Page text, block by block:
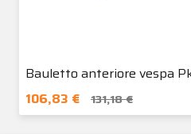
Bauletto anteriore vespa
106,83 €
131,18 €